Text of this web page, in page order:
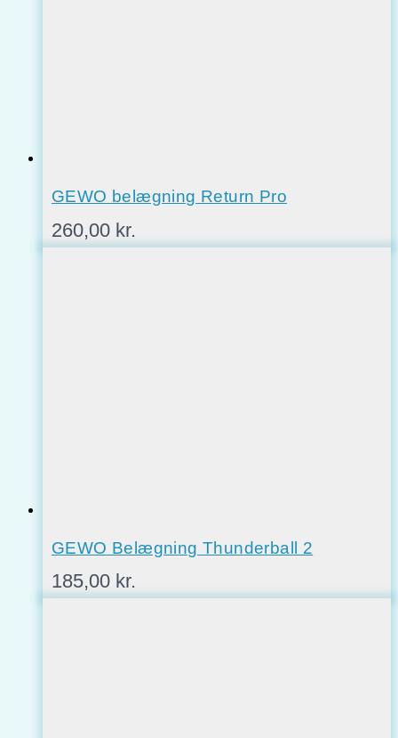
GEWO belægning Return Pro
260,00 kr.
GEWO Belægning Thunderball 2
185,00 kr.